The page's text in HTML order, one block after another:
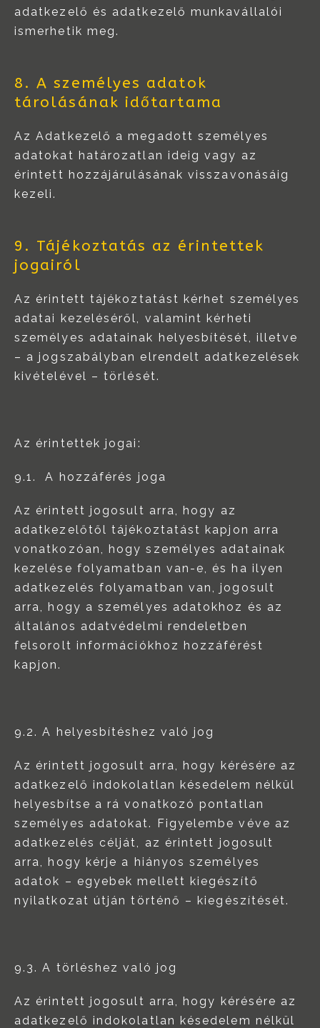
adatkezelő és adatkezelő munkavállalói
ismerhetik meg.
8. A személyes adatok
tárolásának időtartama
Az Adatkezelő a megadott személyes
adatokat határozatlan ideig vagy az
érintett hozzájárulásának visszavonásáig
kezeli.
9. Tájékoztatás az érintettek
jogairól
Az érintett tájékoztatást kérhet személyes
adatai kezeléséről, valamint kérheti
személyes adatainak helyesbítését, illetve
– a jogszabályban elrendelt adatkezelések
kivételével – törlését.
Az érintettek jogai:
9.1. A hozzáférés joga
Az érintett jogosult arra, hogy az
adatkezelőtől tájékoztatást kapjon arra
vonatkozóan, hogy személyes adatainak
kezelése folyamatban van-e, és ha ilyen
adatkezelés folyamatban van, jogosult
arra, hogy a személyes adatokhoz és az
általános adatvédelmi rendeletben
felsorolt információkhoz hozzáférést
kapjon.
9.2. A helyesbítéshez való jog
Az érintett jogosult arra, hogy kérésére az
adatkezelő indokolatlan késedelem nélkül
helyesbítse a rá vonatkozó pontatlan
személyes adatokat. Figyelembe véve az
adatkezelés célját, az érintett jogosult
arra, hogy kérje a hiányos személyes
adatok – egyebek mellett kiegészítő
nyilatkozat útján történő – kiegészítését.
9.3. A törléshez való jog
Az érintett jogosult arra, hogy kérésére az
adatkezelő indokolatlan késedelem nélkül